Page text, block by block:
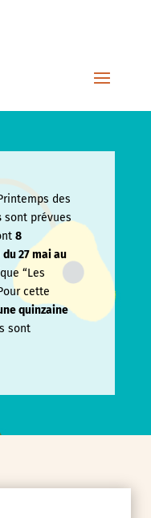
des
sont prévues
8
du 27 mai au
“Les
cette
quinzaine
sont